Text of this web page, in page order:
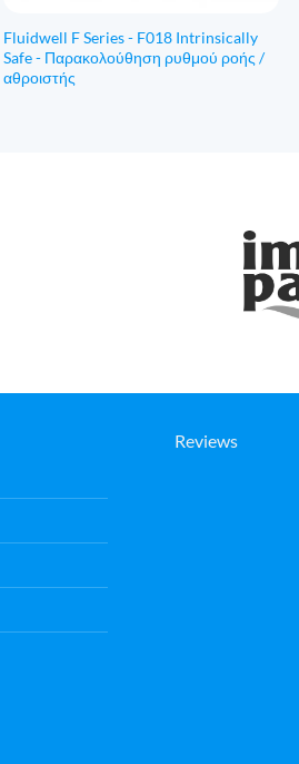
Fluidwell F Series - F018 Intrinsically
Safe - Παρακολούθηση ρυθμού ροής /
αθροιστής
Reviews